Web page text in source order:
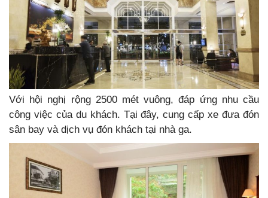
Với hội nghị rộng 2500 mét vuông, đáp ứng nhu cầu
công việc của du khách. Tại đây, cung cấp xe đưa đón
sân bay và dịch vụ đón khách tại nhà ga.